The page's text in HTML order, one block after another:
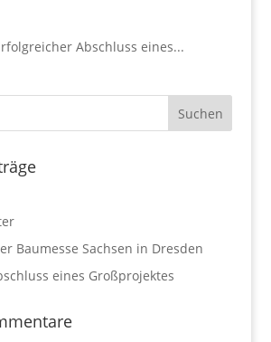
Abschluss eines...
Baumesse Sachsen in Dresden
eines Großprojektes